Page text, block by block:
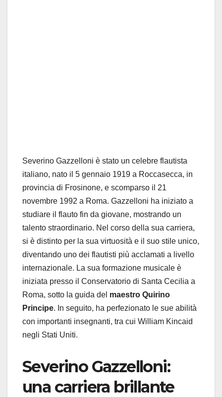
Severino Gazzelloni è stato un celebre flautista
italiano, nato il 5 gennaio 1919 a Roccasecca, in
provincia di Frosinone, e scomparso il 21
novembre 1992 a Roma. Gazzelloni ha iniziato a
studiare il flauto fin da giovane, mostrando un
talento straordinario. Nel corso della sua carriera,
si è distinto per la sua virtuosità e il suo stile unico,
diventando uno dei flautisti più acclamati a livello
internazionale. La sua formazione musicale è
iniziata presso il Conservatorio di Santa Cecilia a
Roma, sotto la guida del maestro Quirino
Principe. In seguito, ha perfezionato le sue abilità
con importanti insegnanti, tra cui William Kincaid
negli Stati Uniti.
Severino Gazzelloni:
una carriera brillante